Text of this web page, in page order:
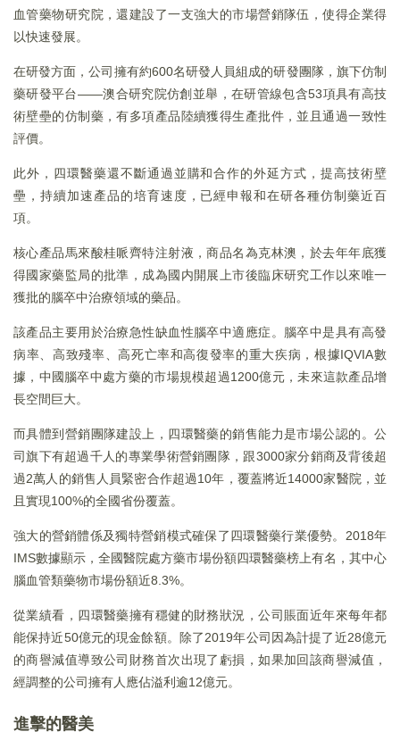
血管藥物研究院，還建設了一支強大的市場營銷隊伍，使得企業得
以快速發展。
在研發方面，公司擁有約600名研發人員組成的研發團隊，旗下仿制
藥研發平台——澳合研究院仿創並舉，在研管線包含53項具有高技
術壁壘的仿制藥，有多項產品陸續獲得生產批件，並且通過一致性
評價。
此外，四環醫藥還不斷通過並購和合作的外延方式，提高技術壁
壘，持續加速產品的培育速度，已經申報和在研各種仿制藥近百
項。
核心產品馬來酸桂哌齊特注射液，商品名為克林澳，於去年年底獲
得國家藥監局的批準，成為國内開展上市後臨床研究工作以來唯一
獲批的腦卒中治療領域的藥品。
該產品主要用於治療急性缺血性腦卒中適應症。腦卒中是具有高發
病率、高致殘率、高死亡率和高復發率的重大疾病，根據IQVIA數
據，中國腦卒中處方藥的市場規模超過1200億元，未來這款產品增
長空間巨大。
而具體到營銷團隊建設上，四環醫藥的銷售能力是市場公認的。公
司旗下有超過千人的專業學術營銷團隊，跟3000家分銷商及背後超
過2萬人的銷售人員緊密合作超過10年，覆蓋將近14000家醫院，並
且實現100%的全國省份覆蓋。
強大的營銷體係及獨特營銷模式確保了四環醫藥行業優勢。2018年
IMS數據顯示，全國醫院處方藥市場份額四環醫藥榜上有名，其中心
腦血管類藥物市場份額近8.3%。
從業績看，四環醫藥擁有穩健的財務狀況，公司賬面近年來每年都
能保持近50億元的現金餘額。除了2019年公司因為計提了近28億元
的商譽減值導致公司財務首次出現了虧損，如果加回該商譽減值，
經調整的公司擁有人應佔溢利逾12億元。
進擊的醫美